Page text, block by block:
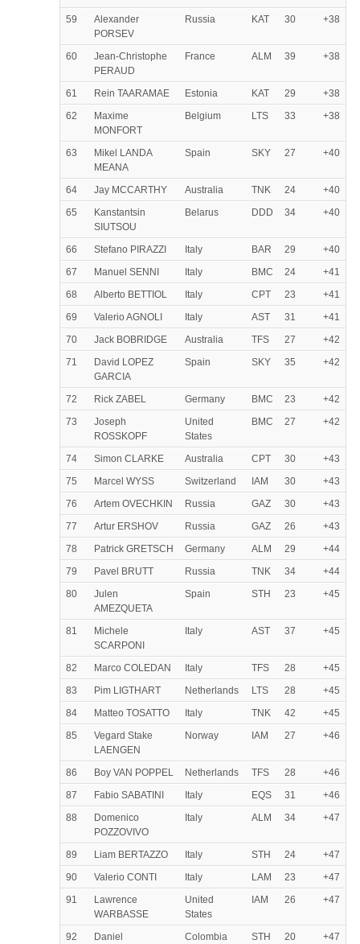
59
Alexander
PORSEV
Russia KAT 30 +38
60
Jean-Christophe
PERAUD
France ALM 39 +38
61 Rein TAARAMAE Estonia KAT 29
+38
62
Maxime
MONFORT
Belgium LTS 33 +38
63
Mikel LANDA
MEANA
Spain SKY 27 +40
64 Jay MCCARTHY Australia TNK 24
+40
65
Kanstantsin
SIUTSOU
Belarus DDD 34 +40
66 Stefano PIRAZZI Italy BAR 29
+40
67
Manuel SENNI Italy BMC 24
+41
68
Alberto BETTIOL Italy CPT 23
+41
69
Valerio AGNOLI Italy AST 31
+41
70
Jack BOBRIDGE Australia TFS 27
+42
71
David LOPEZ
GARCIA
Spain SKY 35 +42
72 Rick ZABEL Germany BMC 23
+42
73
Joseph
ROSSKOPF
United
States
BMC 27 +42
74 Simon CLARKE Australia CPT 30
+43
75
Marcel WYSS Switzerland IAM 30
+43
76
Artem OVECHKIN Russia GAZ 30
+43
77
Artur ERSHOV Russia GAZ 26
+43
78
Patrick GRETSCH Germany ALM 29
+44
79
Pavel BRUTT Russia TNK 34
+44
80
Julen
AMEZQUETA
Spain STH 23 +45
81
Michele
SCARPONI
Italy AST 37 +45
82 Marco COLEDAN Italy TFS 28
+45
83
Pim LIGTHART Netherlands LTS 28
+45
84
Matteo TOSATTO Italy TNK 42
+45
85
Vegard Stake
LAENGEN
Norway IAM 27 +46
86 Boy VAN POPPEL Netherlands TFS 28
+46
87
Fabio SABATINI Italy EQS 31
+46
88
Domenico
POZZOVIVO
Italy ALM 34 +47
89 Liam BERTAZZO Italy STH 24
+47
90
Valerio CONTI Italy LAM 23
+47
91
Lawrence
WARBASSE
United
States
IAM 26 +47
92
Daniel
Colombia STH 20 +47